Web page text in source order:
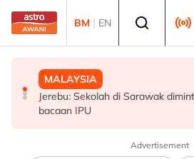
Skip to main content
BM | EN
MALAYSIA
Jerebu: Sekolah di Sarawak
bacaan IPU
MALAYSIA
Guru tampar pelajar diarah bayar
RM80,000
POLITIK
Azmin gelar ADUN PH sebagai
teman’
Advertisement